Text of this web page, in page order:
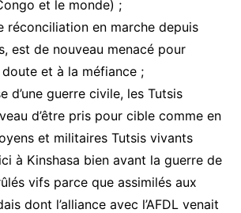
et le monde) ;
réconciliation en marche depuis
est de nouveau menacé pour
et à la méfiance ;
d’une guerre civile, les Tutsis
d’être pris pour cible comme en
et militaires Tutsis vivants
à Kinshasa bien avant la guerre de
vifs parce que assimilés aux
dont l’alliance avec l’AFDL venait